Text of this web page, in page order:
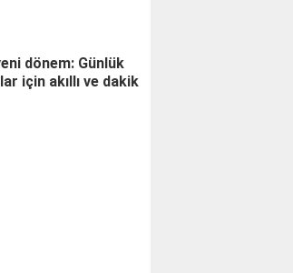
dönem: Günlük
için akıllı ve dakik